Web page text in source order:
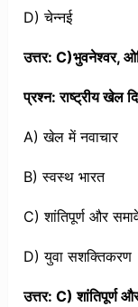
D) चेन्नई
उत्तर: C)भुवनेश्वर,
प्रश्न: राष्ट्रीय खेल
A) खेल में नवाचार
B) स्वस्थ भारत
C) शांतिपूर्ण और
D) युवा सशक्तिकरण
उत्तर: C) शांतिपूर्ण